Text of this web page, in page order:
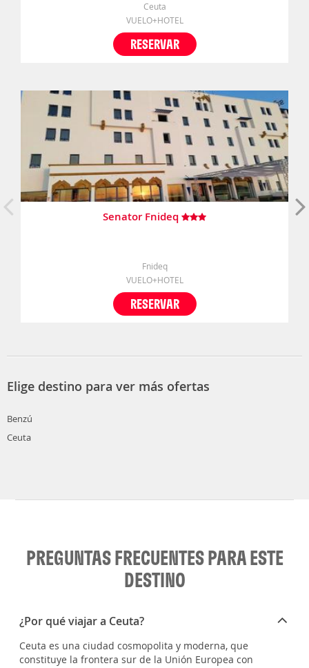
Ceuta
VUELO+HOTEL
RESERVAR
Senator Fnideq
Fnideq
VUELO+HOTEL
RESERVAR
Elige destino para ver más ofertas
Benzú
Ceuta
PREGUNTAS FRECUENTES PARA ESTE
DESTINO
¿Por qué viajar a Ceuta?
Ceuta es una ciudad cosmopolita y moderna, que
constituye la frontera sur de la Unión Europea con